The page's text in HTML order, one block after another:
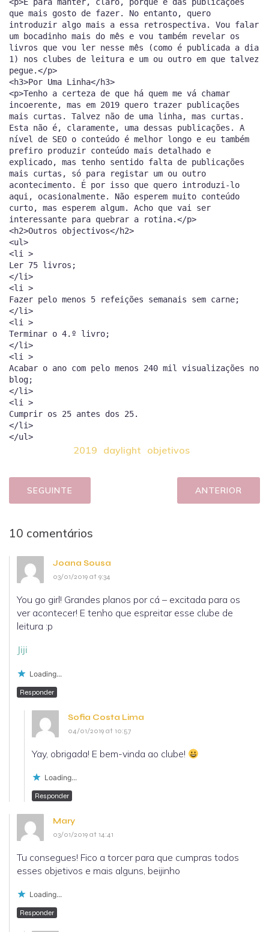
<p>É para manter, claro, porque é das publicações
que mais gosto de fazer. No entanto, quero
introduzir algo mais a essa retrospectiva. Vou falar
um bocadinho mais do mês e vou também revelar os
livros que vou ler nesse mês (como é publicada a dia
1) nos clubes de leitura e um ou outro em que talvez
pegue.</p>
<h3>Por Uma Linha</h3>
<p>Tenho a certeza de que há quem me vá chamar
incoerente, mas em 2019 quero trazer publicações
mais curtas. Talvez não de uma linha, mas curtas.
Esta não é, claramente, uma dessas publicações. A
nível de SEO o conteúdo é melhor longo e eu também
prefiro produzir conteúdo mais detalhado e
explicado, mas tenho sentido falta de publicações
mais curtas, só para registar um ou outro
acontecimento. É por isso que quero introduzi-lo
aqui, ocasionalmente. Não esperem muito conteúdo
curto, mas esperem algum. Acho que vai ser
interessante para quebrar a rotina.</p>
<h2>Outros objectivos</h2>
<ul>
<li >
Ler 75 livros;
</li>
<li >
Fazer pelo menos 5 refeições semanais sem carne;
</li>
<li >
Terminar o 4.º livro;
</li>
<li >
Acabar o ano com pelo menos 240 mil visualizações no
blog;
</li>
<li >
Cumprir os 25 antes dos 25.
</li>
2019 daylight objetivos
SEGUINTE ANTERIOR
10 comentários
Joana Sousa
03/01/2019 at 9:34
You go girl! Grandes planos por cá – excitada para os
ver acontecer! E tenho que espreitar esse clube de
leitura :p
Jiji
Loading...
Responder
Sofia Costa Lima
04/01/2019 at 10:57
Yay, obrigada! E bem-vinda ao clube!
Loading...
Responder
Mary
03/01/2019 at 14:41
Tu consegues! Fico a torcer para que cumpras todos
esses objetivos e mais alguns, beijinho
Loading...
Responder